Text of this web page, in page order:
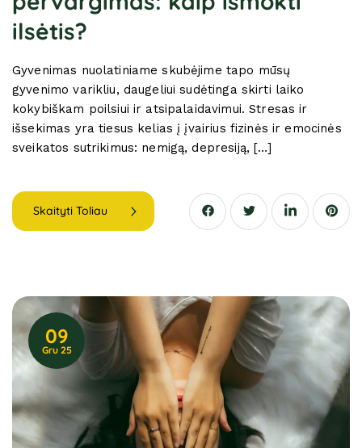
ilsėtis?
Gyvenimas nuolatiniame skubėjime tapo mūsų
gyvenimo varikliu, daugeliui sudėtinga skirti laiko
kokybiškam poilsiui ir atsipalaidavimui. Stresas ir
išsekimas yra tiesus kelias į įvairius fizinės ir emocinės
sveikatos sutrikimus: nemigą, depresiją, […]
Skaityti Toliau
09
Gru 25